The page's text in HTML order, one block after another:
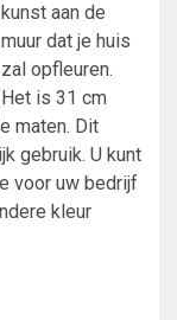
kunst aan de
muur dat je huis
zal opfleuren.
Het is 31 cm
maten. Dit
gebruik. U kunt
voor uw bedrijf
kleur